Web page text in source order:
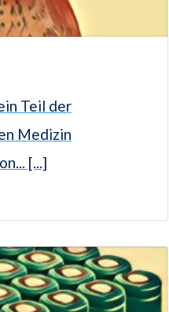
Teil der
Medizin
[...]